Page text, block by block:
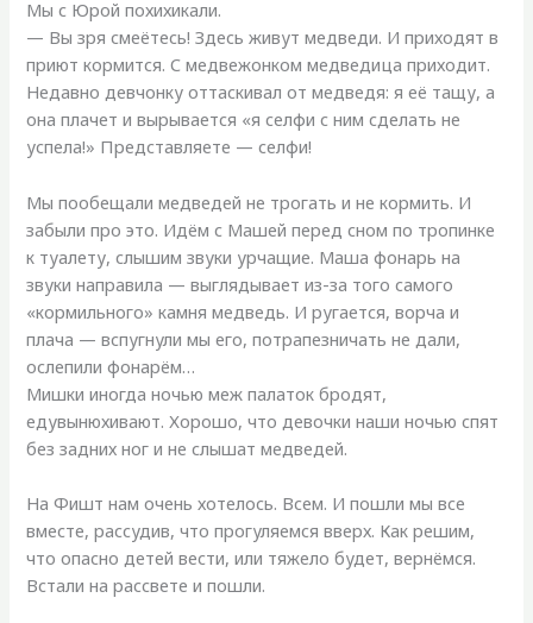
Мы с Юрой похихикали.
— Вы зря смеётесь! Здесь живут медведи. И приходят в
приют кормится. С медвежонком медведица приходит.
Недавно девчонку оттаскивал от медведя: я её тащу, а
она плачет и вырывается «я селфи с ним сделать не
успела!» Представляете — селфи!
Мы пообещали медведей не трогать и не кормить. И
забыли про это. Идём с Машей перед сном по тропинке
к туалету, слышим звуки урчащие. Маша фонарь на
звуки направила — выглядывает из-за того самого
«кормильного» камня медведь. И ругается, ворча и
плача — вспугнули мы его, потрапезничать не дали,
ослепили фонарём…
Мишки иногда ночью меж палаток бродят,
едувынюхивают. Хорошо, что девочки наши ночью спят
без задних ног и не слышат медведей.
На Фишт нам очень хотелось. Всем. И пошли мы все
вместе, рассудив, что прогуляемся вверх. Как решим,
что опасно детей вести, или тяжело будет, вернёмся.
Встали на рассвете и пошли.